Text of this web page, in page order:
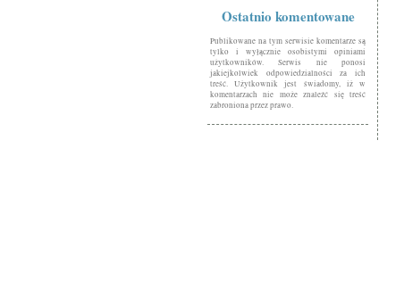
Ostatnio komentowane
Publikowane na tym serwisie komentarze są
tylko i wyłącznie osobistymi opiniami
użytkowników. Serwis nie ponosi
jakiejkolwiek odpowiedzialności za ich
treść. Użytkownik jest świadomy, iż w
komentarzach nie może znaleźć się treść
zabroniona przez prawo.